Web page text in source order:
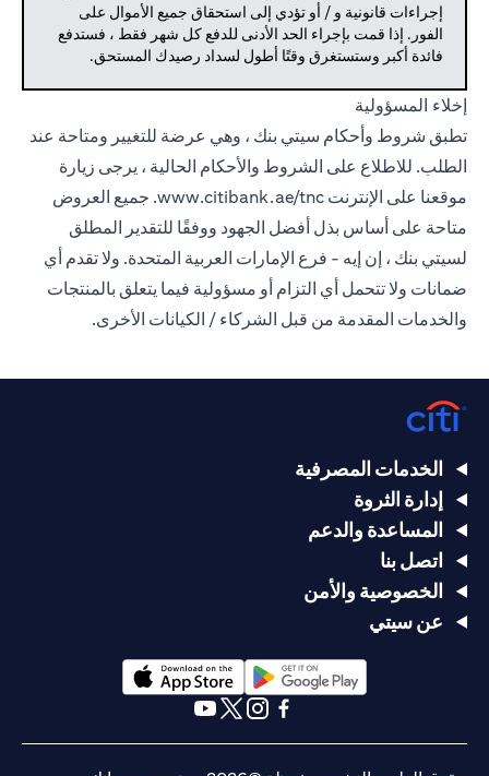
إجراءات قانونية و / أو تؤدي إلى استحقاق جميع الأموال على
الفور. إذا قمت بإجراء الحد الأدنى للدفع كل شهر فقط ، فستدفع
فائدة أكبر وستستغرق وقتًا أطول لسداد رصيدك المستحق.
إخلاء المسؤولية
تطبق شروط وأحكام سيتي بنك ، وهي عرضة للتغيير ومتاحة عند
الطلب. للاطلاع على الشروط والأحكام الحالية ، يرجى زيارة
موقعنا على الإنترنت www.citibank.ae/tnc. جميع العروض
متاحة على أساس بذل أفضل الجهود ووفقًا للتقدير المطلق
لسيتي بنك ، إن إيه - فرع الإمارات العربية المتحدة. ولا تقدم أي
ضمانات ولا تتحمل أي التزام أو مسؤولية فيما يتعلق بالمنتجات
والخدمات المقدمة من قبل الشركاء / الكيانات الأخرى.
الخدمات المصرفية
إدارة الثروة
المساعدة والدعم
اتصل بنا
الخصوصية والأمن
عن سيتي
opens in a new tab
opens in a new tab